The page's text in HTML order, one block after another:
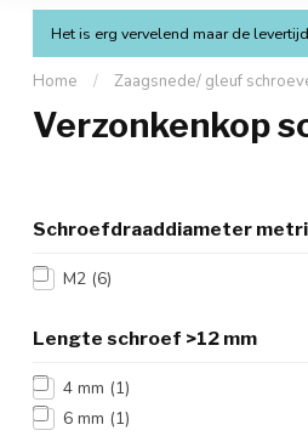
Het is erg vervelend maar de
Home / Zaagsnede/ gleuf
Verzonkenkop
Schroefdraaddiameter
M2 (6)
Lengte schroef >12 mm
4 mm (1)
6 mm (1)